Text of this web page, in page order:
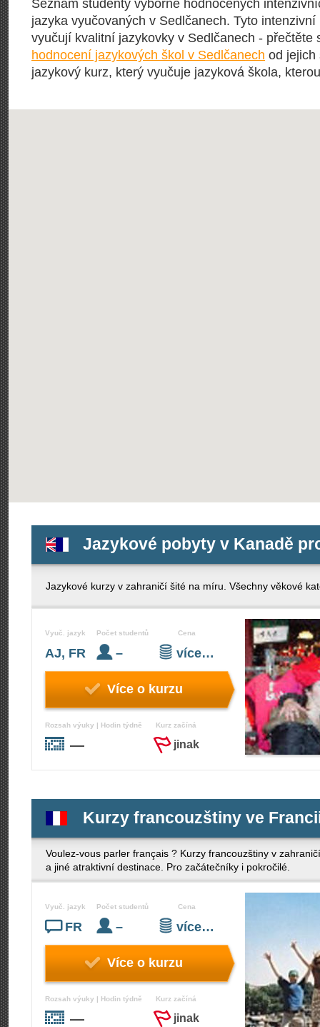
Seznam studenty výborně hodnocených
jazyka vyučovaných v Sedlčanech. Tyto
vyučují kvalitní jazykovky v Sedlčanech - přečtěte
hodnocení jazykových škol v Sedlčanech od jejich
jazykový kurz, který vyučuje jazyková škola,
Jazykové pobyty v Kanadě
Jazykové kurzy v zahraničí šité na míru. Všechny věkové
Vyuč. jazyk
AJ, FR
Počet studentů
–
Cena
více…
Více o kurzu
Rozsah výuky | Hodin týdně
—
Kurz začíná
jinak
Kurzy francouzštiny ve
Voulez-vous parler français ? Kurzy francouzštiny v
a jiné atraktivní destinace. Pro začátečníky i pokročilé.
Vyuč. jazyk
FR
Počet studentů
–
Cena
více…
Více o kurzu
Rozsah výuky | Hodin týdně
—
Kurz začíná
jinak